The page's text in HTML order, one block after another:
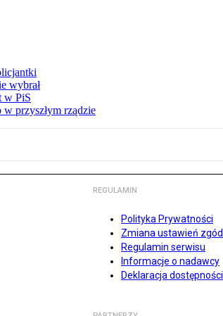
wybrał
w PiS
przyszłym rządzie
REGULAMIN
Polityka Prywatności
Zmiana ustawień zgód
Regulamin serwisu
Informacje o nadawcy
Deklaracja dostępności